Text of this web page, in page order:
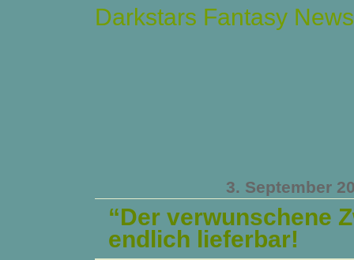
Darkstars Fantasy News
3. September
“Der verwunschene
endlich lieferbar!